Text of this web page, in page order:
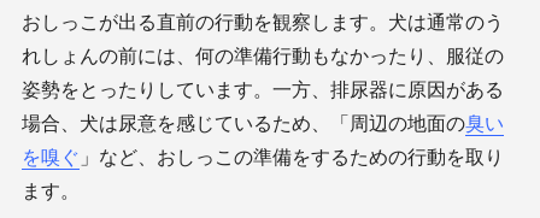
おしっこが出る直前の行動を観察します。犬は通常のう
れしょんの前には、何の準備行動もなかったり、服従の
姿勢をとったりしています。一方、排尿器に原因がある
場合、犬は尿意を感じているため、「周辺の地面の臭い
を嗅ぐ 」など、おしっこの準備をするための行動を取り
ます。